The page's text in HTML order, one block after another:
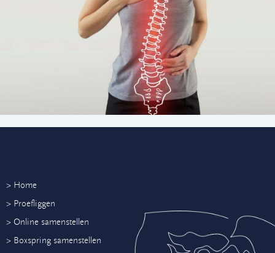
> Home
> Proefliggen
> Online samenstellen
> Boxspring samenstellen